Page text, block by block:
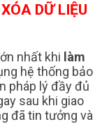
DỮ LIỆU
nhất khi làm
hệ thống bảo
pháp lý đầy đủ
sau khi giao
đã tin tưởng và